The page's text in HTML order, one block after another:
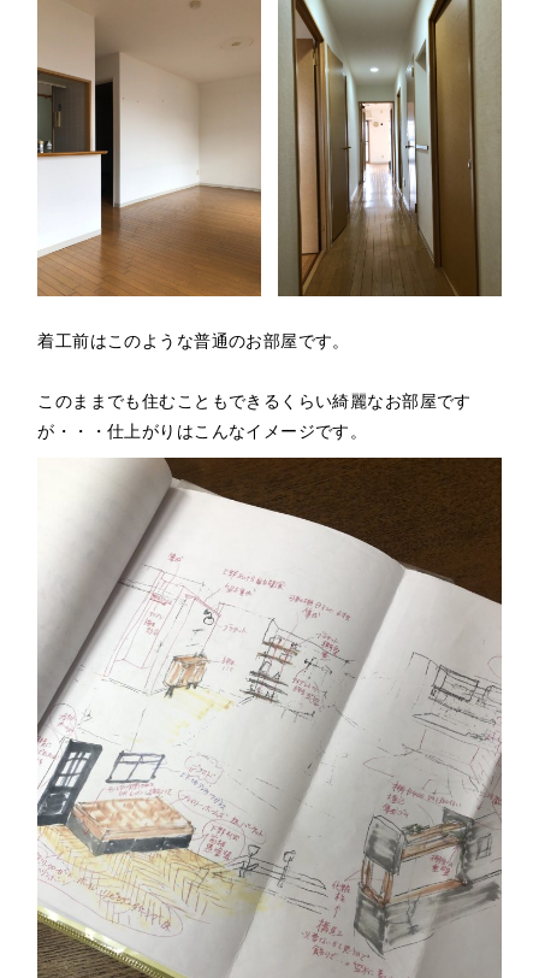
着工前はこのような普通のお部屋です。
このままでも住むこともできるくらい綺麗なお部屋です
が・・・仕上がりはこんなイメージです。